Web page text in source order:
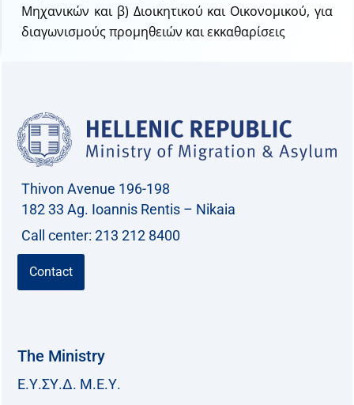
Μηχανικών και β) Διοικητικού και Οικονομικού, για
διαγωνισμούς προμηθειών και εκκαθαρίσεις
Thivon Avenue 196-198
182 33 Ag. Ioannis Rentis – Nikaia
Call center: 213 212 8400
Contact
The Ministry
Ε.Υ.ΣΥ.Δ. Μ.Ε.Υ.